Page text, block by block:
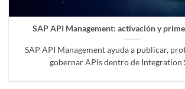
SAP API Management: activación y
SAP API Management ayuda a publicar,
gobernar APIs dentro de Integration